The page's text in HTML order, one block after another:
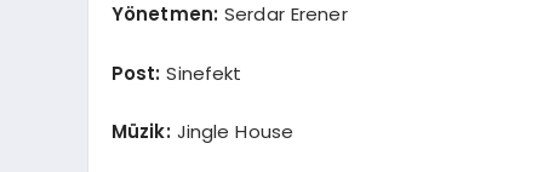
Yönetmen: Serdar Erener
Post:Sinefekt
Müzik: Jingle House